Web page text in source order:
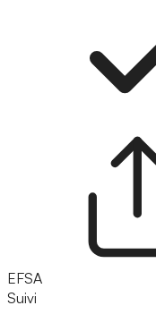
EFSA
Suivi